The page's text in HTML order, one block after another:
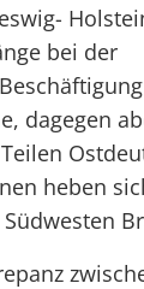
bei der
dagegen
heben